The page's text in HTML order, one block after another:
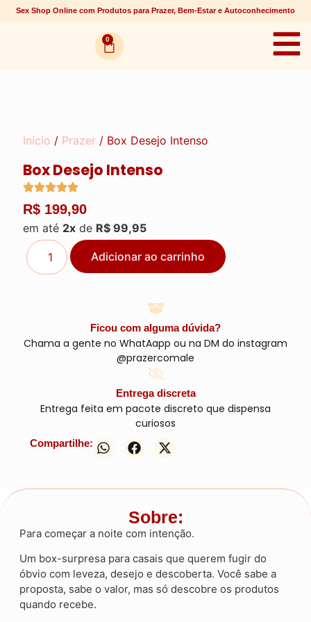
Sex Shop Online com Produtos para Prazer, Bem-Estar e Autoconhecimento
0
Início / Prazer / Box Desejo Intenso
Box Desejo Intenso
R$ 199,90
em até 2x de R$ 99,95
Adicionar ao carrinho
Ficou com alguma dúvida?
Chama a gente no WhatAapp ou na DM do instagram
@prazercomale
Entrega discreta
Entrega feita em pacote discreto que dispensa
curiosos
Compartilhe:
Sobre:
Para começar a noite com intenção.
Um box-surpresa para casais que querem fugir do
óbvio com leveza, desejo e descoberta. Você sabe a
proposta, sabe o valor, mas só descobre os produtos
quando recebe.